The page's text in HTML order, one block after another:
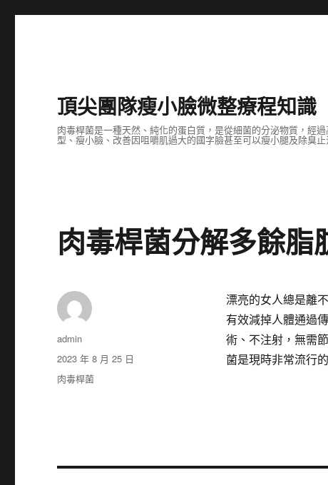
頂尖團隊瘦小臉微整療程知識
肉毒桿菌是一種天然、純化的蛋白質，是從細菌的分泌物質，經
型、瘦小臉、改善因咀嚼肌過大的國字臉甚至可以瘦小腿及除臭止
肉毒桿菌分解多餘脂
漂亮的女人總是離
有效減掉人體通過
術、不注射，無需
菌是現時非常流行
作
者
admin
發
佈
日
2023 年 8 月 25 日
分
肉毒桿菌